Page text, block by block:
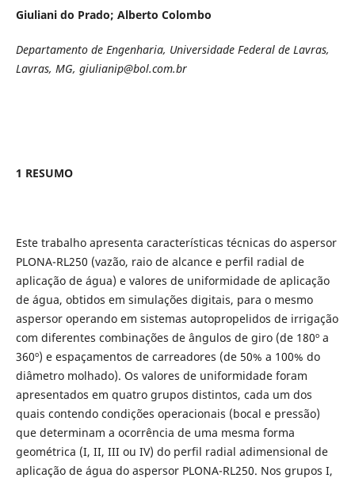
Giuliani do Prado; Alberto Colombo
Departamento de Engenharia, Universidade Federal de Lavras,
Lavras, MG, giulianip@bol.com.br
1 RESUMO
Este trabalho apresenta características técnicas do aspersor
PLONA-RL250 (vazão, raio de alcance e perfil radial de
aplicação de água) e valores de uniformidade de aplicação
de água, obtidos em simulações digitais, para o mesmo
aspersor operando em sistemas autopropelidos de irrigação
com diferentes combinações de ângulos de giro (de 180º a
360º) e espaçamentos de carreadores (de 50% a 100% do
diâmetro molhado). Os valores de uniformidade foram
apresentados em quatro grupos distintos, cada um dos
quais contendo condições operacionais (bocal e pressão)
que determinam a ocorrência de uma mesma forma
geométrica (I, II, III ou IV) do perfil radial adimensional de
aplicação de água do aspersor PLONA-RL250. Nos grupos I,